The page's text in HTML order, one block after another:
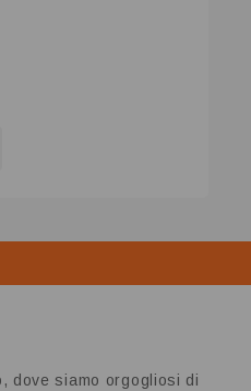
dove siamo orgogliosi di